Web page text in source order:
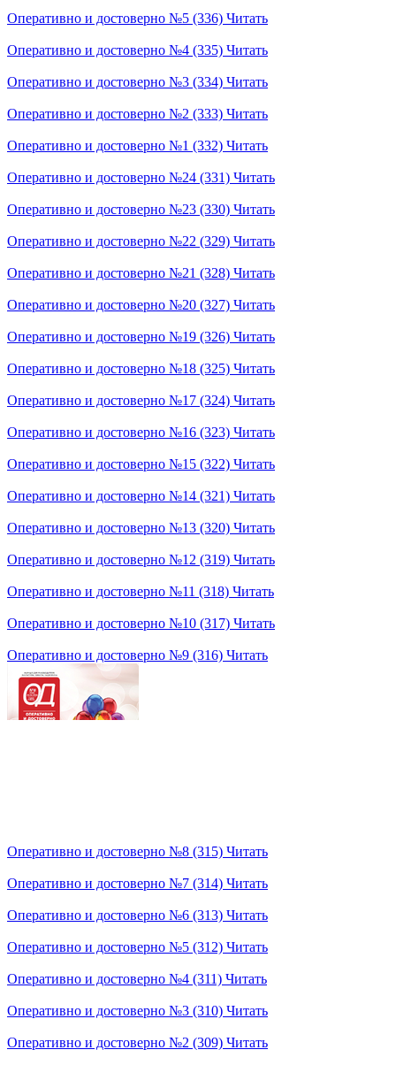
Оперативно и достоверно №5 (336) Читать
Оперативно и достоверно №4 (335) Читать
Оперативно и достоверно №3 (334) Читать
Оперативно и достоверно №2 (333) Читать
Оперативно и достоверно №1 (332) Читать
Оперативно и достоверно №24 (331) Читать
Оперативно и достоверно №23 (330) Читать
Оперативно и достоверно №22 (329) Читать
Оперативно и достоверно №21 (328) Читать
Оперативно и достоверно №20 (327) Читать
Оперативно и достоверно №19 (326) Читать
Оперативно и достоверно №18 (325) Читать
Оперативно и достоверно №17 (324) Читать
Оперативно и достоверно №16 (323) Читать
Оперативно и достоверно №15 (322) Читать
Оперативно и достоверно №14 (321) Читать
Оперативно и достоверно №13 (320) Читать
Оперативно и достоверно №12 (319) Читать
Оперативно и достоверно №11 (318) Читать
Оперативно и достоверно №10 (317) Читать
Оперативно и достоверно №9 (316) Читать
Оперативно и достоверно №8 (315) Читать
Оперативно и достоверно №7 (314) Читать
Оперативно и достоверно №6 (313) Читать
Оперативно и достоверно №5 (312) Читать
Оперативно и достоверно №4 (311) Читать
Оперативно и достоверно №3 (310) Читать
Оперативно и достоверно №2 (309) Читать